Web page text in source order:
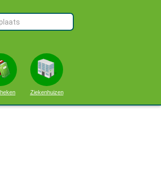
Ziekenhuizen